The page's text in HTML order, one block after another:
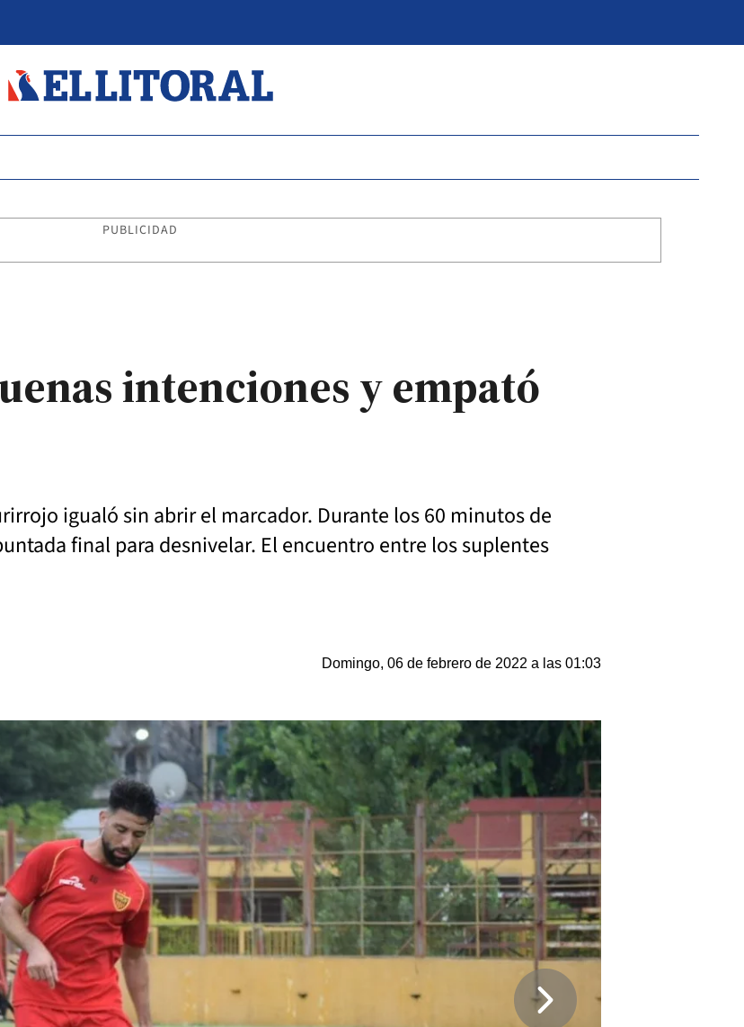
PUBLICIDAD
intenciones y empató
igualó sin abrir el marcador. Durante los 60 minutos de
final para desnivelar. El encuentro entre los suplentes
Domingo, 06 de febrero de 2022 a las 01:03